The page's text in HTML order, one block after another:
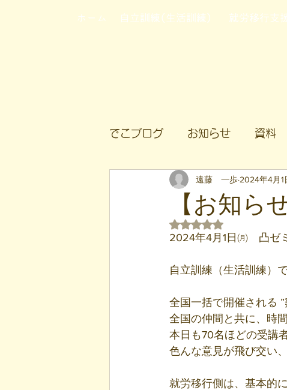
ホーム 自立訓練(生活訓練) 就労移行支
でこブログ お知らせ 資料
【お知ら
遠藤 一歩 2024年4月1
5つ星のうちNaNと評価
2024年4月1日㈪　凸ゼ
自立訓練（生活訓練）
全国一括で開催される
全国の仲間と共に、時
本日も70名ほどの受講
色んな意見が飛び交い
就労移行側は、基本的